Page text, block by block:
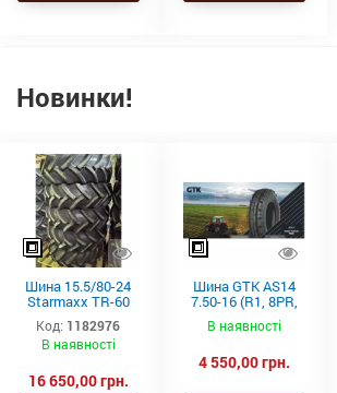
Новинки!
Шина 15.5/80-24
Starmaxx TR-60
(16PR, 163A8, TL)
Код: 1182976
В наявності
16 650,00 грн.
Шина GTK AS14
7.50-16 (R1, 8PR,
TT)
В наявності
4 550,00 грн.